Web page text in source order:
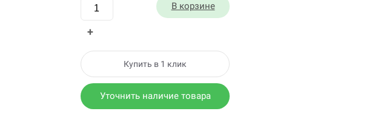
+
В корзине
Купить в 1 клик
Уточнить наличие товара